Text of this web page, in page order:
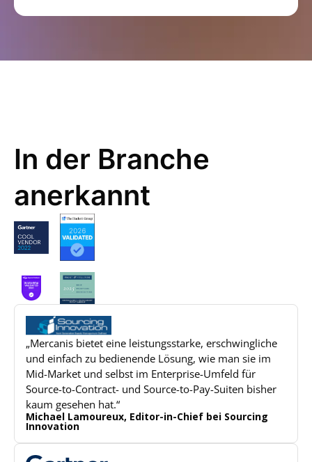
In der Branche
anerkannt
„Mercanis bietet eine leistungsstarke, erschwingliche
und einfach zu bedienende Lösung, wie man sie im
Mid-Market und selbst im Enterprise-Umfeld für
Source-to-Contract- und Source-to-Pay-Suiten bisher
kaum gesehen hat.“
Michael Lamoureux, Editor-in-Chief bei Sourcing
Innovation